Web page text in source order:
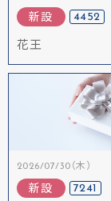
新設 4452
花王
2026/07/30（木）
新設 7241